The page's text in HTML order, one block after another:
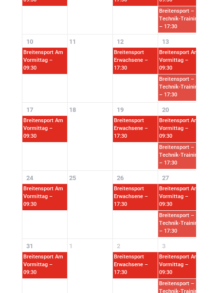
Breitensport –
Technik-Training
– 17:30
10
Breitensport Am
Vormittag –
09:30
11 12
Breitensport
Erwachsene –
17:30
13
Breitensport Am
Vormittag –
09:30
Breitensport –
Technik-Training
– 17:30
17
Breitensport Am
Vormittag –
09:30
18 19
Breitensport
Erwachsene –
17:30
20
Breitensport Am
Vormittag –
09:30
Breitensport –
Technik-Training
– 17:30
24
Breitensport Am
Vormittag –
09:30
25 26
Breitensport
Erwachsene –
17:30
27
Breitensport Am
Vormittag –
09:30
Breitensport –
Technik-Training
– 17:30
31
Breitensport Am
Vormittag –
09:30
1 2
Breitensport
Erwachsene –
17:30
3
Breitensport Am
Vormittag –
09:30
Breitensport –
Technik-Training